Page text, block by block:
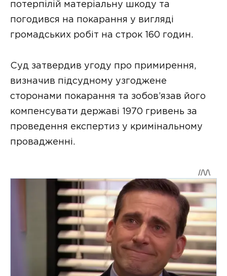
потерпілій матеріальну шкоду та
погодився на покарання у вигляді
громадських робіт на строк 160 годин.
Суд затвердив угоду про примирення,
визначив підсудному узгоджене
сторонами покарання та зобов’язав його
компенсувати державі 1970 гривень за
проведення експертиз у кримінальному
провадженні.